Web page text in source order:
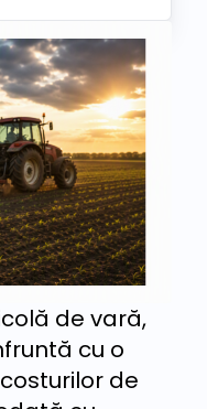
de vară,
cu o
de